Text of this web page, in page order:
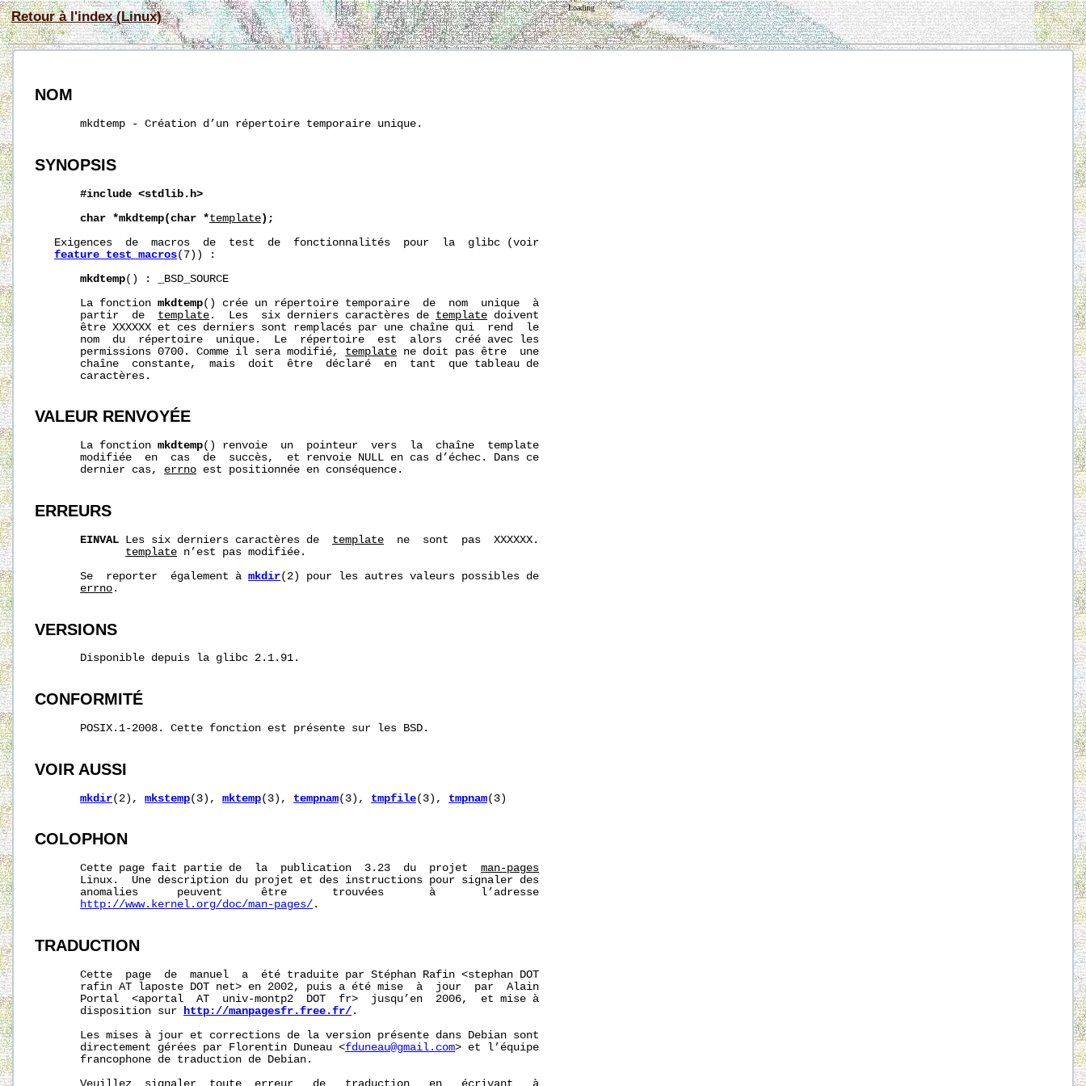
Retour à l'index (Linux)
Loading
NOM
       mkdtemp - Création d’un répertoire temporaire unique.
SYNOPSIS
#include <stdlib.h>
char *mkdtemp(char *template);
   Exigences  de  macros  de  test  de  fonctionnalités  pour  la  glibc (voir
feature_test_macros(7)) :
mkdtemp() : _BSD_SOURCE
       La fonction
mkdtemp() crée un répertoire temporaire  de  nom  unique  à
       partir  de
template .  Les  six derniers caractères de template doivent
       être XXXXXX et ces derniers sont remplacés par une chaîne qui  rend  le
       nom  du  répertoire  unique.  Le  répertoire  est  alors  créé avec les
       permissions 0700. Comme il sera modifié,
template ne doit pas être  une
       chaîne  constante,  mais  doit  être  déclaré  en  tant  que tableau de
       caractères.
VALEUR RENVOYÉE
       La fonction
mkdtemp() renvoie  un  pointeur  vers  la  chaîne  template
       modifiée  en  cas  de  succès,  et renvoie NULL en cas d’échec. Dans ce
       dernier cas,
errno est positionnée en conséquence.
ERREURS
EINVAL Les six derniers caractères de template
  ne  sont  pas  XXXXXX.
template n’est pas modifiée.
       Se  reporter  également à
mkdir(2) pour les autres valeurs possibles de
errno .
VERSIONS
       Disponible depuis la glibc 2.1.91.
CONFORMITÉ
       POSIX.1-2008. Cette fonction est présente sur les BSD.
VOIR AUSSI
mkdir(2), mkstemp(3), mktemp(3), tempnam(3), tmpfile(3), tmpnam(3)
COLOPHON
       Cette page fait partie de  la  publication  3.23  du  projet
man-pages
       Linux.  Une description du projet et des instructions pour signaler des
       anomalies      peuvent      être       trouvées       à       l’adresse
http://www.kernel.org/doc/man-pages/ .
TRADUCTION
       Cette  page  de  manuel  a  été traduite par Stéphan Rafin <stephan DOT
       rafin AT laposte DOT net> en 2002, puis a été mise  à  jour  par  Alain
       Portal  <aportal  AT  univ-montp2  DOT  fr>  jusqu’en  2006,  et mise à
       disposition sur
http://manpagesfr.free.fr/ .
       Les mises à jour et corrections de la version présente dans Debian sont
       directement gérées par Florentin Duneau <
fduneau@gmail.com> et l’équipe
       francophone de traduction de Debian.